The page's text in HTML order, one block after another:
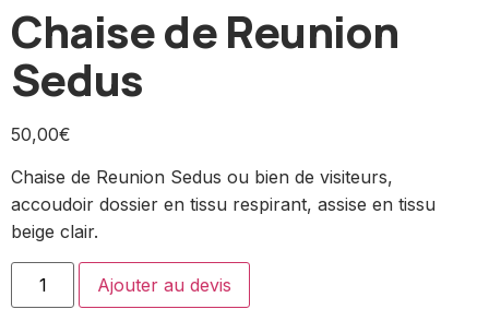
Chaise de Reunion
Sedus
50,00€
Chaise de Reunion Sedus ou bien de visiteurs,
accoudoir dossier en tissu respirant, assise en tissu
beige clair.
Ajouter au devis